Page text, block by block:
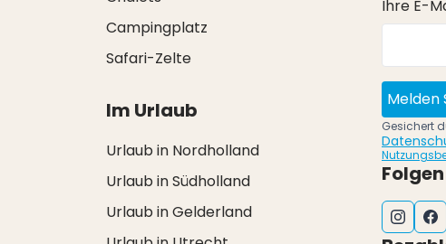
Campingplatz
Safari-Zelte
Im Urlaub
Urlaub in Nordholland
Urlaub in Südholland
Urlaub in Gelderland
Ihre E-
Melden
Gesichert